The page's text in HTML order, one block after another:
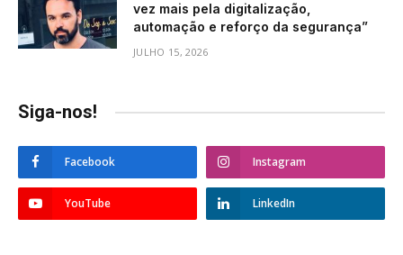
vez mais pela digitalização,
automação e reforço da segurança”
JULHO 15, 2026
Siga-nos!
Facebook Instagram
YouTube LinkedIn